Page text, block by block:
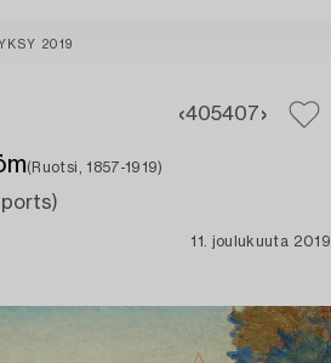
2019
405407
(Ruotsi, 1857-1919)
11. joulukuuta 2019